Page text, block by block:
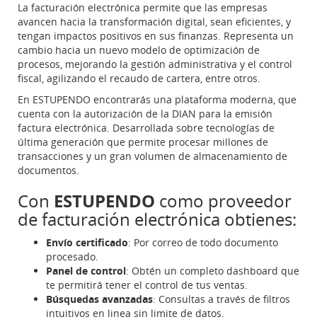
La facturación electrónica permite que las empresas
avancen hacia la transformación digital, sean eficientes, y
tengan impactos positivos en sus finanzas. Representa un
cambio hacia un nuevo modelo de optimización de
procesos, mejorando la gestión administrativa y el control
fiscal, agilizando el recaudo de cartera, entre otros.
En ESTUPENDO encontrarás una plataforma moderna, que
cuenta con la autorización de la DIAN para la emisión
factura electrónica. Desarrollada sobre tecnologías de
última generación que permite procesar millones de
transacciones y un gran volumen de almacenamiento de
documentos.
Con ESTUPENDO como proveedor
de facturación electrónica obtienes:
Envío certificado: Por correo de todo documento
procesado.
Panel de control: Obtén un completo dashboard que
te permitirá tener el control de tus ventas.
Búsquedas avanzadas: Consultas a través de filtros
intuitivos en linea sin limite de datos.